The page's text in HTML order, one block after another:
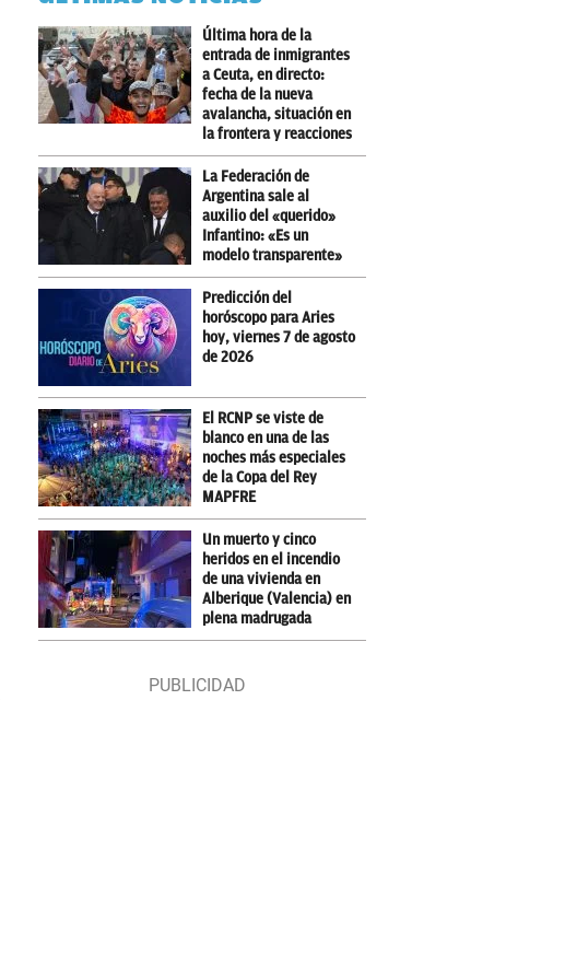
Última hora de la
entrada de inmigrantes
a Ceuta, en directo:
fecha de la nueva
avalancha, situación en
la frontera y reacciones
La Federación de
Argentina sale al
auxilio del «querido»
Infantino: «Es un
modelo transparente»
Predicción del
horóscopo para Aries
hoy, viernes 7 de agosto
de 2026
El RCNP se viste de
blanco en una de las
noches más especiales
de la Copa del Rey
MAPFRE
Un muerto y cinco
heridos en el incendio
de una vivienda en
Alberique (Valencia) en
plena madrugada